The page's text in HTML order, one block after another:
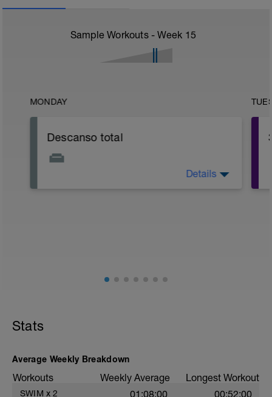
Sample Workouts - Week 15
MONDAY
Descanso total
Details
Stats
Average Weekly Breakdown
Workouts Weekly Average Longest Workout
SWIM x 2 01:08:00 00:52:00